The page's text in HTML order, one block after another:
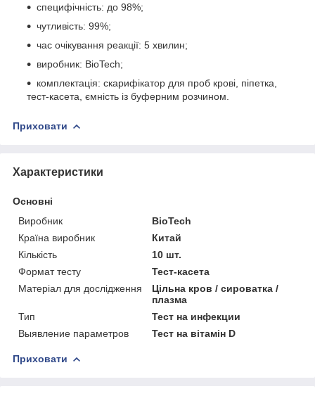
специфічність: до 98%;
чутливість: 99%;
час очікування реакції: 5 хвилин;
виробник: BioTech;
комплектація: скарифікатор для проб крові, піпетка,
тест-касета, ємність із буферним розчином.
Приховати
Характеристики
Основні
Виробник
BioTech
Країна виробник
Китай
Кількість
10 шт.
Формат тесту
Тест-касета
Матеріал для дослідження
Цільна кров / сироватка /
плазма
Тип
Тест на инфекции
Выявление параметров
Тест на вітамін D
Приховати